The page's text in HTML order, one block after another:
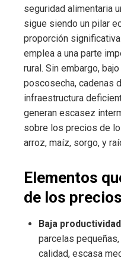
seguridad alimentaria
sigue siendo un pilar
proporción
emplea a una parte
rural. Sin embargo,
poscosecha, cadenas
infraestructura
generan escasez
sobre los precios de
arroz, maíz, sorgo, y
Elementos
de los
Baja
parcelas
calidad, escasa